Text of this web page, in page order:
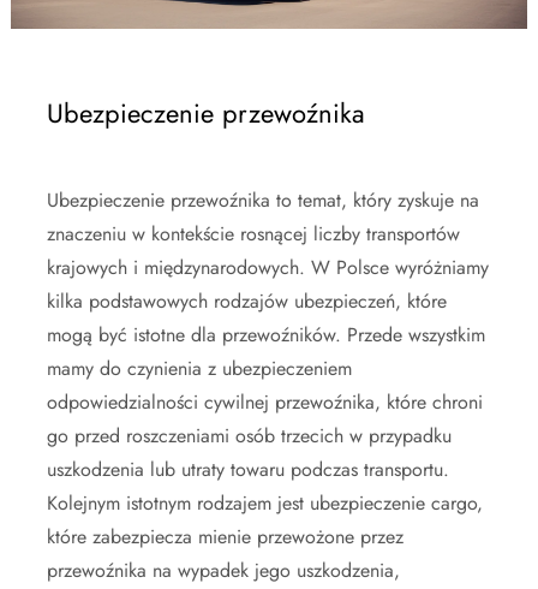
Ubezpieczenie przewoźnika
Ubezpieczenie przewoźnika to temat, który zyskuje na
znaczeniu w kontekście rosnącej liczby transportów
krajowych i międzynarodowych. W Polsce wyróżniamy
kilka podstawowych rodzajów ubezpieczeń, które
mogą być istotne dla przewoźników. Przede wszystkim
mamy do czynienia z ubezpieczeniem
odpowiedzialności cywilnej przewoźnika, które chroni
go przed roszczeniami osób trzecich w przypadku
uszkodzenia lub utraty towaru podczas transportu.
Kolejnym istotnym rodzajem jest ubezpieczenie cargo,
które zabezpiecza mienie przewożone przez
przewoźnika na wypadek jego uszkodzenia,